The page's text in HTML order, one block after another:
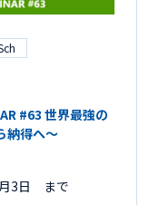
#63 世界最強の
得へ～
3日 まで